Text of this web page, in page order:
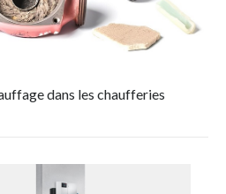
dans les chaufferies